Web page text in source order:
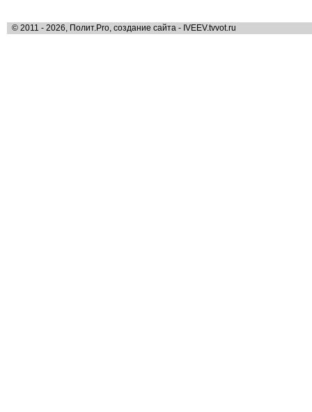
© 2011 - 2026, Полит.Pro, создание сайта - IVEEV.tvvot.ru